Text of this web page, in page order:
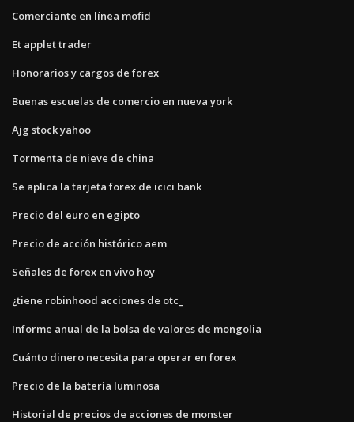
Comerciante en línea mofid
Et applet trader
Honorarios y cargos de forex
Buenas escuelas de comercio en nueva york
Ajg stock yahoo
Tormenta de nieve de china
Se aplica la tarjeta forex de icici bank
Precio del euro en egipto
Precio de acción histórico aem
Señales de forex en vivo hoy
¿tiene robinhood acciones de otc_
Informe anual de la bolsa de valores de mongolia
Cuánto dinero necesita para operar en forex
Precio de la batería luminosa
Historial de precios de acciones de monster